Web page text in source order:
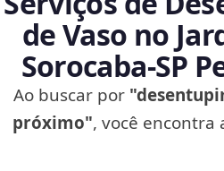
de Vaso no
Sorocaba‑SP
Ao buscar por
próximo", você encontra